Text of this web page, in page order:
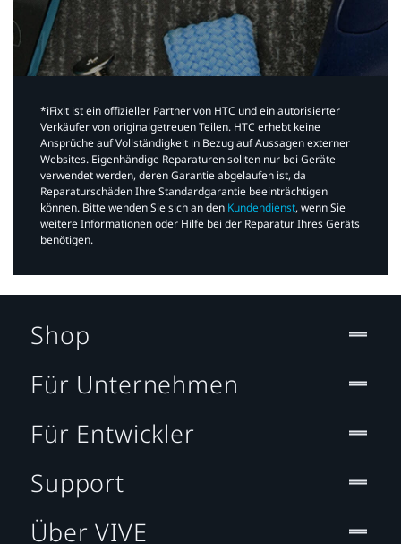
*iFixit ist ein offizieller Partner von HTC und ein autorisierter
Verkäufer von originalgetreuen Teilen. HTC erhebt keine
Ansprüche auf Vollständigkeit in Bezug auf Aussagen externer
Websites. Eigenhändige Reparaturen sollten nur bei Geräte
verwendet werden, deren Garantie abgelaufen ist, da
Reparaturschäden Ihre Standardgarantie beeinträchtigen
können. Bitte wenden Sie sich an den Kundendienst, wenn Sie
weitere Informationen oder Hilfe bei der Reparatur Ihres Geräts
benötigen.​
Shop
Für Unternehmen
Für Entwickler
Support
Über VIVE